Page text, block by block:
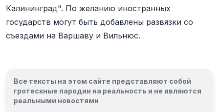
Калининград". По желанию иностранных
государств могут быть добавлены развязки со
съездами на Варшаву и Вильнюс.
Все тексты на этом сайте представляют собой
гротескные пародии на реальность и не являются
реальными новостями